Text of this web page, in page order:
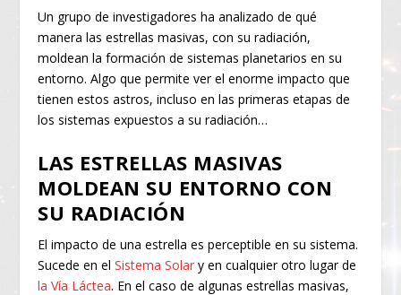
Un grupo de investigadores ha analizado de qué
manera las estrellas masivas, con su radiación,
moldean la formación de sistemas planetarios en su
entorno. Algo que permite ver el enorme impacto que
tienen estos astros, incluso en las primeras etapas de
los sistemas expuestos a su radiación…
LAS ESTRELLAS MASIVAS
MOLDEAN SU ENTORNO CON
SU RADIACIÓN
El impacto de una estrella es perceptible en su sistema.
Sucede en elSistema Solar y en cualquier otro lugar de
la Vía Láctea. En el caso de algunas estrellas masivas,